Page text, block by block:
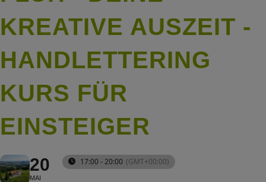
KREATIVE AUSZEIT -
HANDLETTERING
KURS FÜR
EINSTEIGER
20
MAI
17:00 - 20:00 (GMT+00:00)